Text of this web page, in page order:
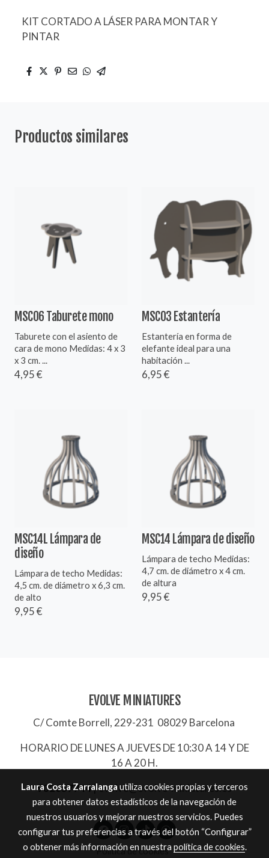
KIT CORTADO A LÁSER PARA MONTAR Y
PINTAR
Productos similares
MSC06 Taburete mono
Taburete con el asiento de
cara de mono Medidas: 4 x 3
x 3 cm. ...
4,95 €
MSC03 Estantería
Estantería en forma de
elefante ideal para una
habitación ...
6,95 €
MSC14L Lámpara de
diseño
Lámpara de techo Medidas:
4,5 cm. de diámetro x 6,3 cm.
de alto
9,95 €
MSC14 Lámpara de diseño
Lámpara de techo Medidas:
4,7 cm. de diámetro x 4 cm.
de altura
9,95 €
EVOLVE MINIATURES
C/ Comte Borrell, 229-231 08029 Barcelona
HORARIO DE LUNES A JUEVES DE 10:30 A 14 Y DE
16 A 20 H.
932657744|evolve@evolve-miniatures.es
Política de cookies
Laura Costa Zarralanga utiliza cookies propias y terceros
para obtener datos estadísticos de la navegación de
nuestros usuarios y mejorar nuestros servicios. Puedes
configurar tus preferencias a través del botón “Configurar”
o obtener más información en nuestra política de cookies.